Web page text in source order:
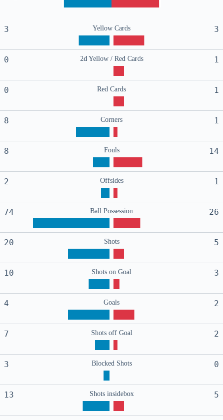
3 Yellow Cards 3
0 2d Yellow / Red Cards 1
0 Red Cards 1
8 Corners 1
8 Fouls 14
2 Offsides 1
74 Ball Possession 26
20 Shots 5
10 Shots on Goal 3
4 Goals 2
7 Shots off Goal 2
3 Blocked Shots 0
13 Shots insidebox 5